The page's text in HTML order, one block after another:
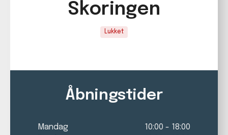
Skoringen
Lukket
Åbningstider
Mandag 10:00 - 18:00